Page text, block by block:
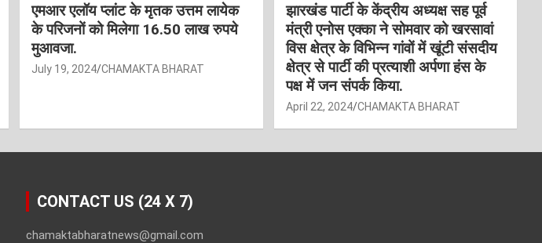
एमआर एलॉय प्लांट के मृतक उत्तम लायेक
के परिजनों को मिलेगा 16.50 लाख रुपये
मुआवजा.
July 19, 2024 CHAMAKTA BHARAT
झारखंड पार्टी के केंद्रीय अध्यक्ष सह पूर्व
मंत्री एनोस एक्का ने सोमवार को खरसावां
विस क्षेत्र के विभिन्न गांवों में खूंटी संसदीय
क्षेत्र से पार्टी की प्रत्याशी अर्पणा हंस के
पक्ष में जन संपर्क किया.
April 22, 2024 CHAMAKTA BHARAT
CONTACT US (24 X 7)
chamaktabharatnews@gmail.com